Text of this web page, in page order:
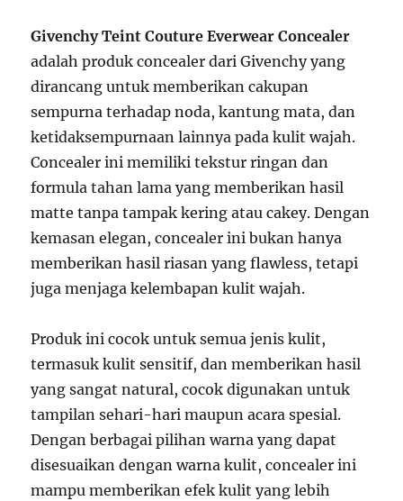
Givenchy Teint Couture Everwear Concealer
adalah produk concealer dari Givenchy yang
dirancang untuk memberikan cakupan
sempurna terhadap noda, kantung mata, dan
ketidaksempurnaan lainnya pada kulit wajah.
Concealer ini memiliki tekstur ringan dan
formula tahan lama yang memberikan hasil
matte tanpa tampak kering atau cakey. Dengan
kemasan elegan, concealer ini bukan hanya
memberikan hasil riasan yang flawless, tetapi
juga menjaga kelembapan kulit wajah.
Produk ini cocok untuk semua jenis kulit,
termasuk kulit sensitif, dan memberikan hasil
yang sangat natural, cocok digunakan untuk
tampilan sehari-hari maupun acara spesial.
Dengan berbagai pilihan warna yang dapat
disesuaikan dengan warna kulit, concealer ini
mampu memberikan efek kulit yang lebih